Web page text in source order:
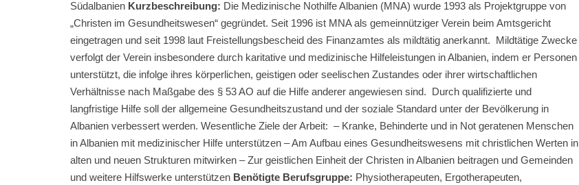
Südalbanien Kurzbeschreibung: Die Medizinische Nothilfe Albanien (MNA) wurde 1993 als Projektgruppe von
„Christen im Gesundheitswesen“ gegründet. Seit 1996 ist MNA als gemeinnütziger Verein beim Amtsgericht
eingetragen und seit 1998 laut Freistellungsbescheid des Finanzamtes als mildtätig anerkannt. Mildtätige Zwecke
verfolgt der Verein insbesondere durch karitative und medizinische Hilfeleistungen in Albanien, indem er Personen
unterstützt, die infolge ihres körperlichen, geistigen oder seelischen Zustandes oder ihrer wirtschaftlichen
Verhältnisse nach Maßgabe des § 53 AO auf die Hilfe anderer angewiesen sind. Durch qualifizierte und
langfristige Hilfe soll der allgemeine Gesundheitszustand und der soziale Standard unter der Bevölkerung in
Albanien verbessert werden. Wesentliche Ziele der Arbeit: – Kranke, Behinderte und in Not geratenen Menschen
in Albanien mit medizinischer Hilfe unterstützen – Am Aufbau eines Gesundheitswesens mit christlichen Werten in
alten und neuen Strukturen mitwirken – Zur geistlichen Einheit der Christen in Albanien beitragen und Gemeinden
und weitere Hilfswerke unterstützen Benötigte Berufsgruppe: Physiotherapeuten, Ergotherapeuten,